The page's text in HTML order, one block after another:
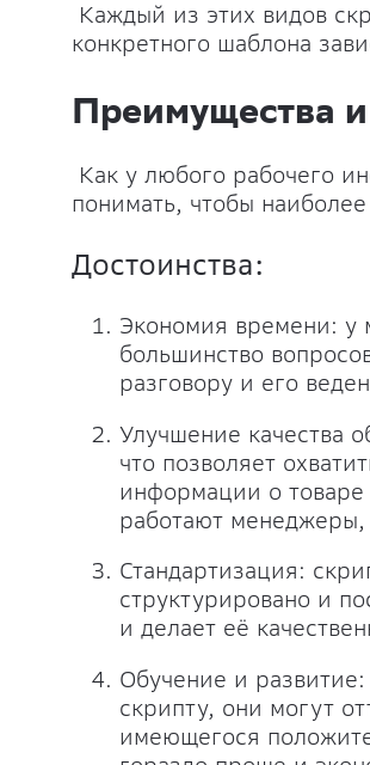
Каждый из этих видов
конкретного шаблона
Преимущества
Как у любого рабочего
понимать, чтобы
Достоинства:
Экономия времени: у
большинство
разговору и его
Улучшение качества
что позволяет
информации о товаре
работают
Стандартизация:
структурировано и
и делает её
Обучение и
скрипту, они могут
имеющегося